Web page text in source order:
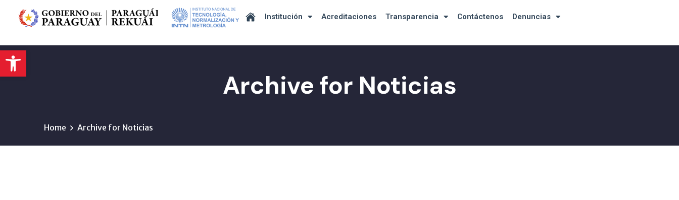
Abrir barra de herramientas
Institución Acreditaciones Transparencia Contáctenos Denuncias
Archive for Noticias
Home Archive for Noticias